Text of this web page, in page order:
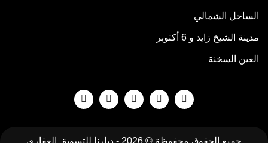
الساحل الشمالي
مدينة الشيخ زايد و 6 أكتوبر
العين السخنة
جميع الحقوق محفوظة © 2026 - ديارنا للتسويق العقاري